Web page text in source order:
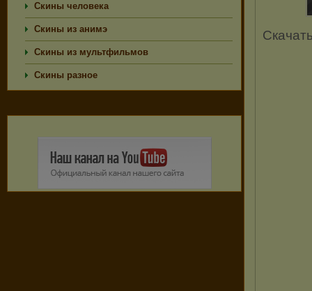
Скины человека
Скины из анимэ
Скины из мультфильмов
Скины разное